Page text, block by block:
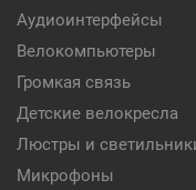
Аудиоинтерфейсы
Велокомпьютеры
Громкая связь
Детские велокресла
Люстры и
Микрофоны